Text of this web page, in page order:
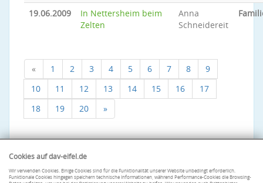
19.06.2009
In Nettersheim beim
Zelten
Anna
Schneidereit
« 1 2 3 4 5 6 7 8
9
10
11 12 13 14 15 16
17
18
19 20 »
Cookies auf dav-eifel.de
Wir verwenden Cookies. Einige Cookies sind für die Funktionalität unserer Website unbedingt erforderlich.
Funktionale Cookies hingegen speichern technische Informationen, während Performance-Cookies die Browsing-